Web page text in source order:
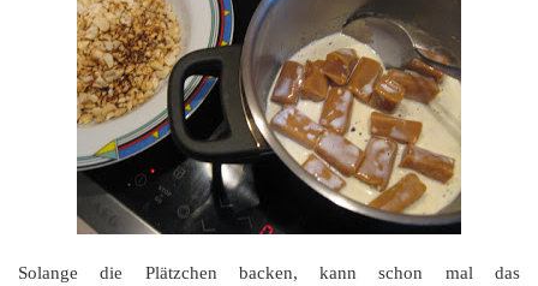
Solange die Plätzchen backen, kann schon mal das